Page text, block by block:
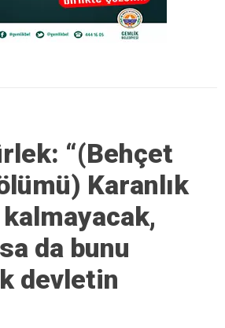
“(Behçet
Karanlık
da bunu
devletin